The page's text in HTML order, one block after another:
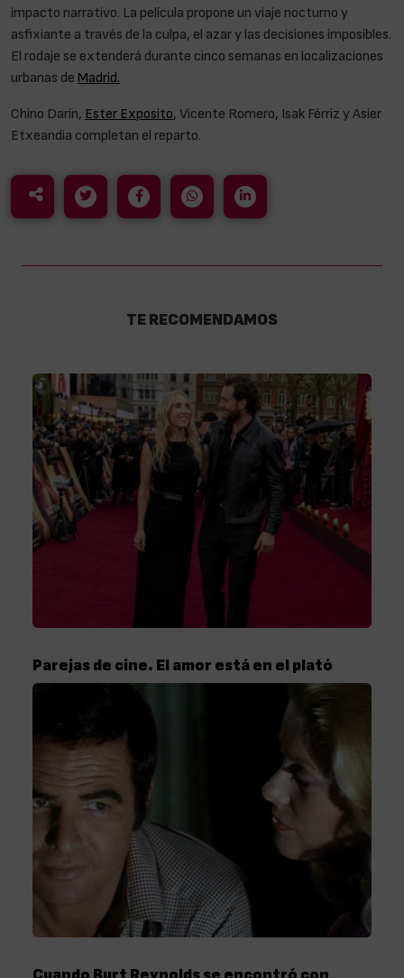
impacto narrativo. La película propone un viaje nocturno y
asfixiante a través de la culpa, el azar y las decisiones imposibles.
El rodaje se extenderá durante cinco semanas en localizaciones
urbanas de Madrid.
Chino Darín, Ester Exposito, Vicente Romero, Isak Férriz y Asier
Etxeandia completan el reparto.
TE RECOMENDAMOS
Parejas de cine. El amor está en el plató